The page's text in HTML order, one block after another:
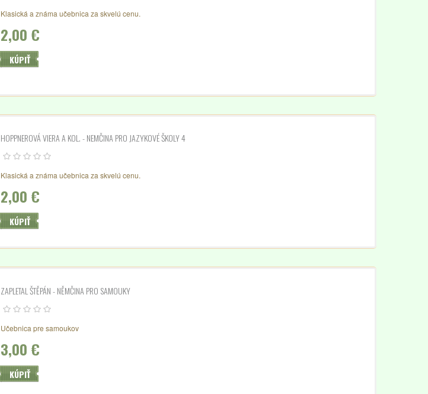
Klasická a známa učebnica za skvelú cenu.
2,00 €
KÚPIŤ
HOPPNEROVÁ VIERA A KOL. - NEMČINA PRO JAZYKOVÉ ŠKOLY 4
Klasická a známa učebnica za skvelú cenu.
2,00 €
KÚPIŤ
ZAPLETAL ŠTĚPÁN - NĚMČINA PRO SAMOUKY
Učebnica pre samoukov
3,00 €
KÚPIŤ